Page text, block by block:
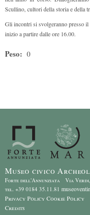
Scullino, cultori della storia e della
Gli incontri si svolgeranno presso
inizio a partire dalle ore 16.00.
Peso: 0
Museo civico
Forte dell'Annunziata Via
tel. +39 0184 35.11.81
Privacy Policy Cookie Policy
Credits